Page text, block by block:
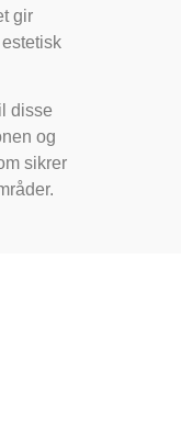
gir
disse
og
sikrer